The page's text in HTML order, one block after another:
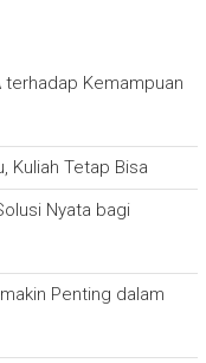
terhadap Kemampuan
Kuliah Tetap Bisa
Nyata bagi
Penting dalam